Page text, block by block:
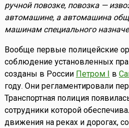
ручной повозке, повозка —
автомашине, а автомашина
машинам специального
Вообще первые полицейские
соблюдение установленных
созданы в России Петром I в
году. Они регламентировали
Транспортная полиция
сотрудники которой
движения на реках и дорогах,